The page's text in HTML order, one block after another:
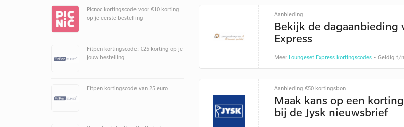
Aanbieding
Bekijk de dagaanbieding
Express
Meer Loungeset Express kortingscodes• Geldig t/
Aanbieding €50 kortingsbon
Maak kans op een
bij de Jysk nieuwsbrief
Picnoc kortingscode voor €10 korting
op je eerste bestelling
Fitpen kortingscode: €25 korting op je
jouw bestelling
Fitpen kortingscode van 25 euro